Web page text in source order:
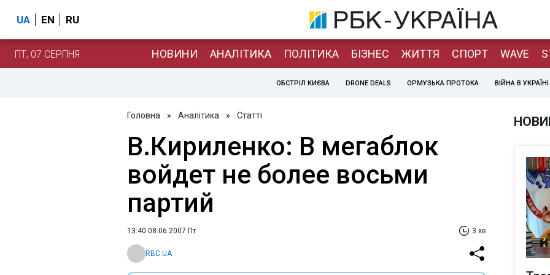
UA EN RU
ПТ, 07 СЕРПНЯ НОВИНИ АНАЛІТИКА ПОЛІТИКА БІЗНЕС ЖИТТЯ СПОРТ WAVE
ОБСТРІЛ КИЄВА DRONE DEALS ОРМУЗЬКА ПРОТОКА ВІЙНА В УКРАЇНІ
Головна » Аналітика » Статті
В.Кириленко: В мегаблок
войдет не более восьми
партий
13:40 08.06.2007 Пт 3 хв
RBC.UA